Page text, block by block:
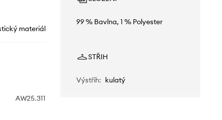
materiál
AW25.311
99 % Bavlna, 1 % Polyester
STŘIH
Výstřih: kulatý